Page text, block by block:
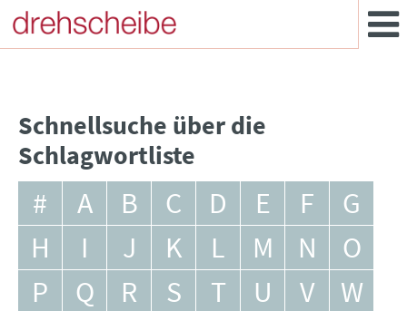
Schnellsuche über die
Schlagwortliste
# A B C D E F
G
H
I J K L M N
O
P
Q R S T U V
W